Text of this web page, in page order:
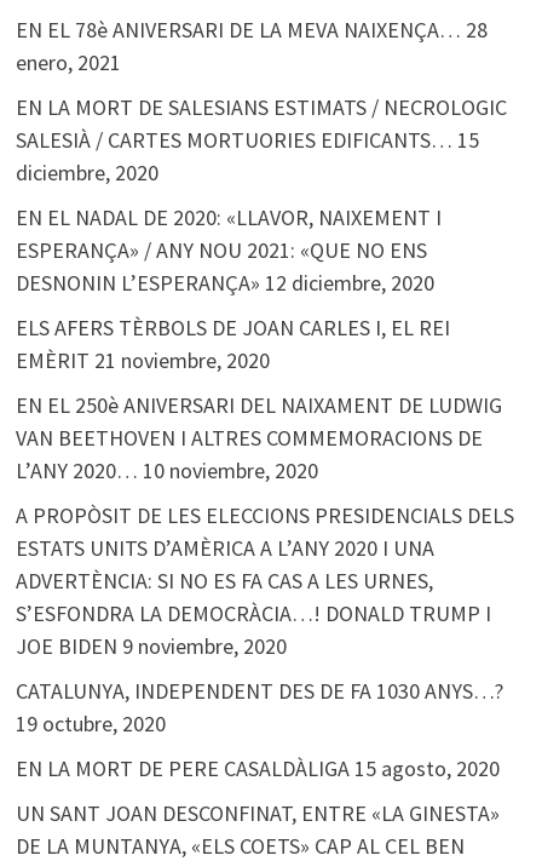
EN EL 78è ANIVERSARI DE LA MEVA NAIXENÇA… 28
enero, 2021
EN LA MORT DE SALESIANS ESTIMATS / NECROLOGIC
SALESIÀ / CARTES MORTUORIES EDIFICANTS… 15
diciembre, 2020
EN EL NADAL DE 2020: «LLAVOR, NAIXEMENT I
ESPERANÇA» / ANY NOU 2021: «QUE NO ENS
DESNONIN L’ESPERANÇA» 12 diciembre, 2020
ELS AFERS TÈRBOLS DE JOAN CARLES I, EL REI
EMÈRIT 21 noviembre, 2020
EN EL 250è ANIVERSARI DEL NAIXAMENT DE LUDWIG
VAN BEETHOVEN I ALTRES COMMEMORACIONS DE
L’ANY 2020… 10 noviembre, 2020
A PROPÒSIT DE LES ELECCIONS PRESIDENCIALS DELS
ESTATS UNITS D’AMÈRICA A L’ANY 2020 I UNA
ADVERTÈNCIA: SI NO ES FA CAS A LES URNES,
S’ESFONDRA LA DEMOCRÀCIA…! DONALD TRUMP I
JOE BIDEN 9 noviembre, 2020
CATALUNYA, INDEPENDENT DES DE FA 1030 ANYS…?
19 octubre, 2020
EN LA MORT DE PERE CASALDÀLIGA 15 agosto, 2020
UN SANT JOAN DESCONFINAT, ENTRE «LA GINESTA»
DE LA MUNTANYA, «ELS COETS» CAP AL CEL BEN